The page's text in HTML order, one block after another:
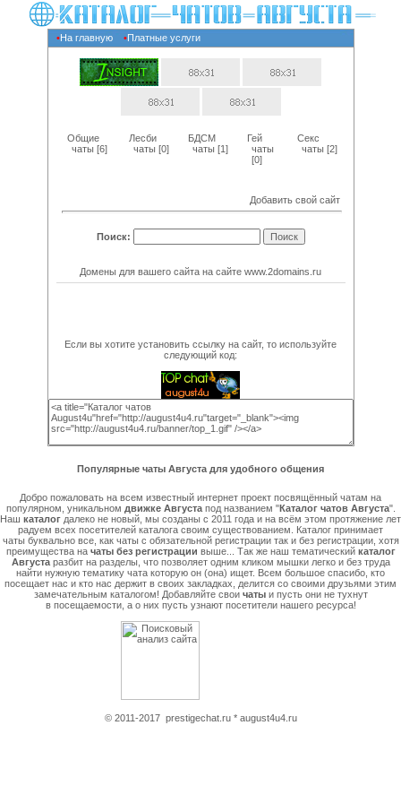
•На главную •Платные услуги
Общие
чаты [6]
Лесби
чаты [0]
БДСМ
чаты [1]
Гей
чаты
[0]
Секс
чаты [2]
Добавить свой сайт
Поиск:
Домены для вашего сайта на сайте www.2domains.ru
Если вы хотите установить ссылку на сайт, то используйте
следующий код:
Популярные чаты Августа для удобного общения
Добро пожаловать на всем известный интернет проект посвящённый чатам на
популярном, уникальном движке Августапод названием "Каталог чатов Августа".
Наш каталог далеко не новый, мы созданы с 2011 года и на всём этом протяжение лет
радуем всех посетителей каталога своим существованием. Каталог принимает
чаты буквально все, как чаты с обязательной регистрации так и без регистрации, хотя
преимущества на чаты без регистрации выше... Так же наш тематический каталог
Августаразбит на разделы, что позволяет одним кликом мышки легко и без труда
найти нужную тематику чата которую он (она) ищет. Всем большое спасибо, кто
посещает нас и кто нас держит в своих закладках, делится со своими друзьями этим
замечательным каталогом! Добавляйте свои чатыи пусть они не тухнут
в посещаемости, а о них пусть узнают посетители нашего ресурса!
© 2011-2017 prestigechat.ru* august4u4.ru